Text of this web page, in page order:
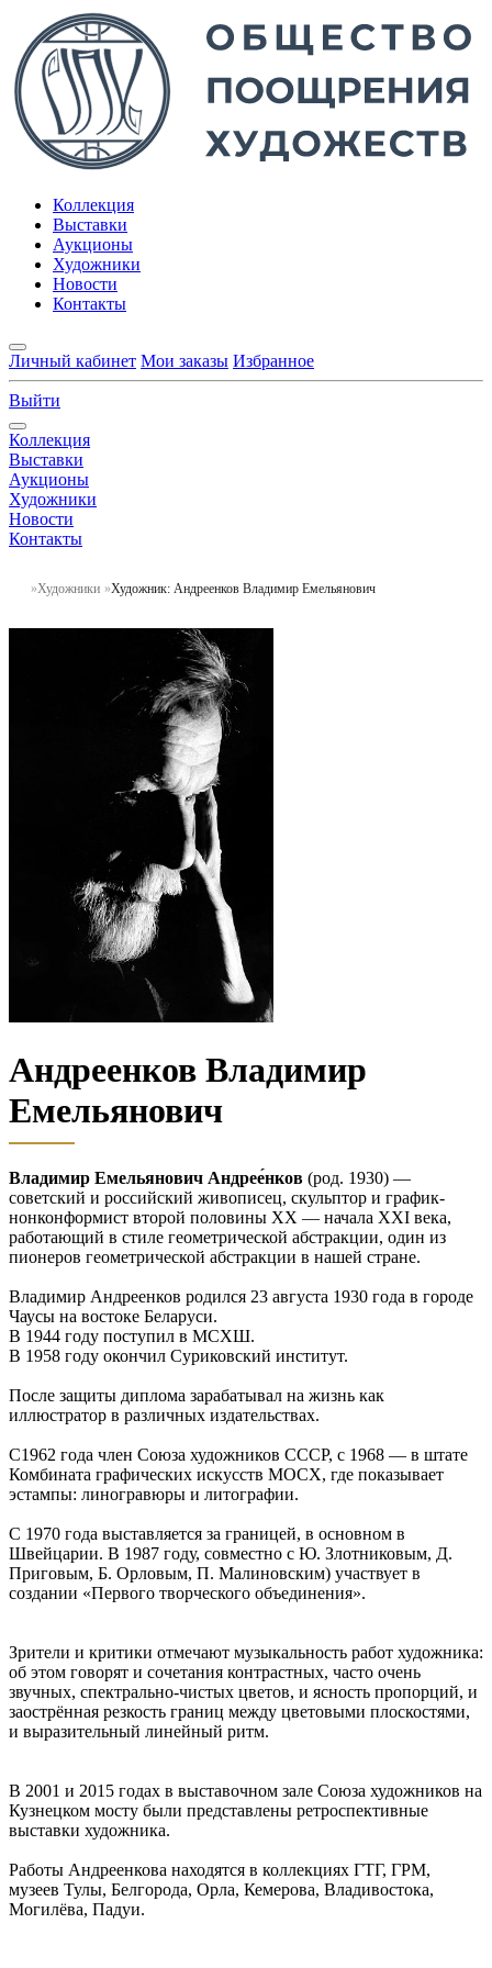
Коллекция
Выставки
Аукционы
Художники
Новости
Контакты
Личный кабинет Мои заказы Избранное
Выйти
Коллекция
Выставки
Аукционы
Художники
Новости
Контакты
Художники Художник: Андреенков Владимир Емельянович
Андреенков Владимир
Емельянович
Владимир Емельянович Андрее́нков (род. 1930) —
советский и российский живописец, скульптор и график-
нонконформист второй половины ХХ — начала XXI века,
работающий в стиле геометрической абстракции, один из
пионеров геометрической абстракции в нашей стране.
Владимир Андреенков родился 23 августа 1930 года в городе
Чаусы на востоке Беларуси.
В 1944 году поступил в МСХШ.
В 1958 году окончил Суриковский институт.
После защиты диплома зарабатывал на жизнь как
иллюстратор в различных издательствах.
С1962 года член Союза художников СССР, с 1968 — в штате
Комбината графических искусств МОСХ, где показывает
эстампы: линогравюры и литографии.
С 1970 года выставляется за границей, в основном в
Швейцарии. В 1987 году, совместно с Ю. Злотниковым, Д.
Приговым, Б. Орловым, П. Малиновским) участвует в
создании «Первого творческого объединения».
Зрители и критики отмечают музыкальность работ художника:
об этом говорят и сочетания контрастных, часто очень
звучных, спектрально-чистых цветов, и ясность пропорций, и
заострённая резкость границ между цветовыми плоскостями,
и выразительный линейный ритм.
В 2001 и 2015 годах в выставочном зале Союза художников на
Кузнецком мосту были представлены ретроспективные
выставки художника.
Работы Андреенкова находятся в коллекциях ГТГ, ГРМ,
музеев Тулы, Белгорода, Орла, Кемерова, Владивостока,
Могилёва, Падуи.